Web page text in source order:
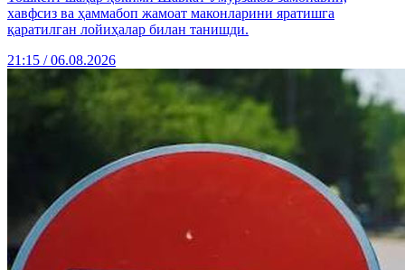
хавфсиз ва ҳаммабоп жамоат маконларини яратишга
қаратилган лойиҳалар билан танишди.
21:15 / 06.08.2026